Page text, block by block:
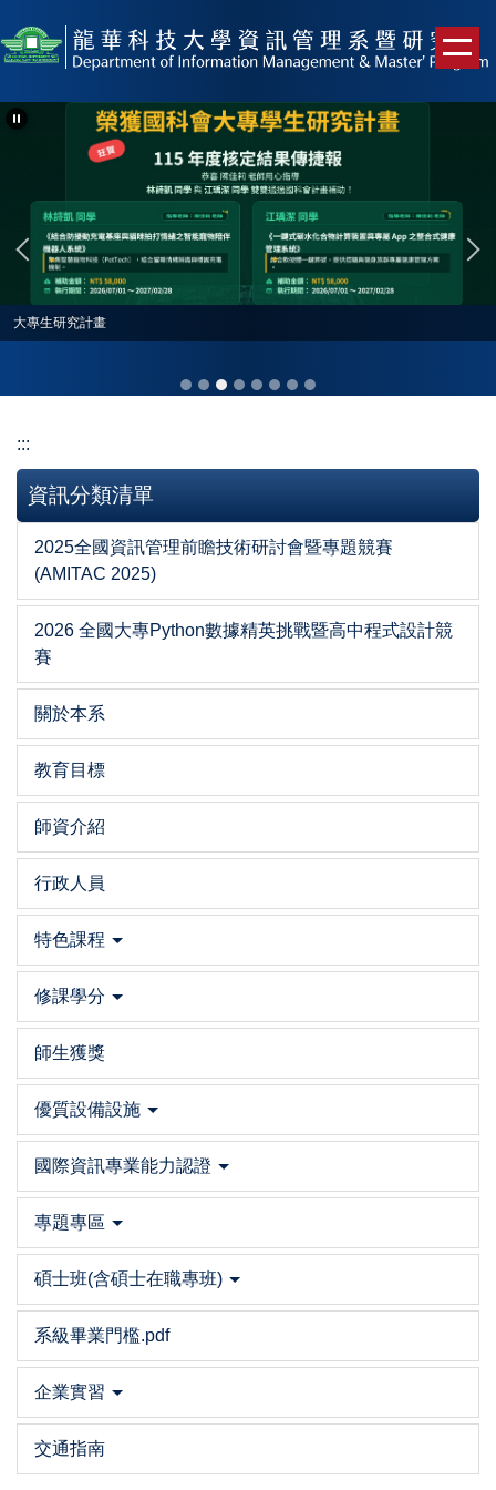
到
內
大專生研究計畫
:::
資訊分類清單
2025全國資訊管理前瞻技術研討會暨專題競賽
(AMITAC 2025)
2026 全國大專Python數據精英挑戰暨高中程式設計競
賽
關於本系
教育目標
師資介紹
行政人員
特色課程
修課學分
師生獲獎
優質設備設施
國際資訊專業能力認證
專題專區
碩士班(含碩士在職專班)
系級畢業門檻.pdf
企業實習
交通指南